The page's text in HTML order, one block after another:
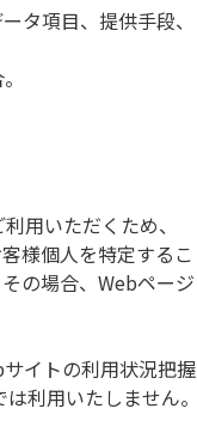
タ項目、提供手段、
用いただくため、
様個人を特定するこ
の場合、Webページ
イトの利用状況把握
利用いたしません。